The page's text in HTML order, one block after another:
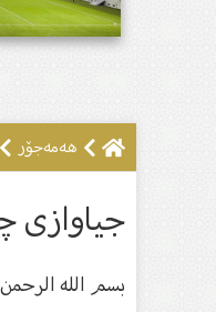
هەمەجۆر
جیاوازى
بسم الله